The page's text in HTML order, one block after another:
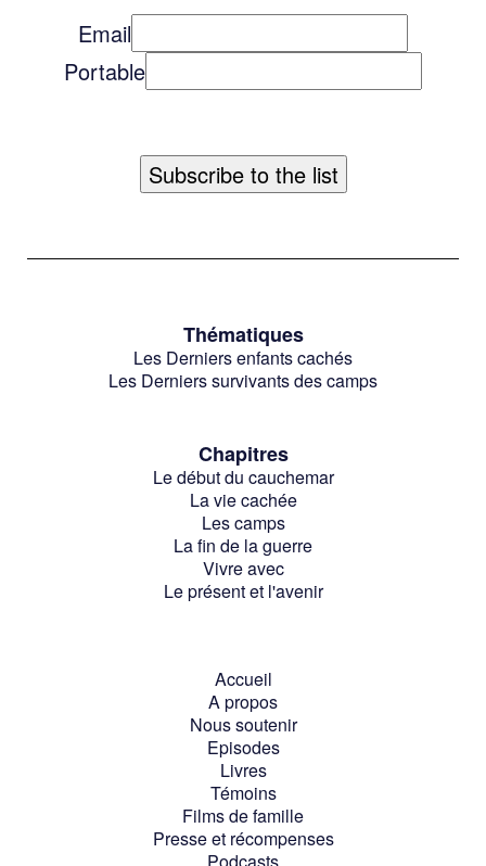
Email
Portable
Thématiques
Les Derniers enfants cachés
Les Derniers survivants des camps
Chapitres
Le début du cauchemar
La vie cachée
Les camps
La fin de la guerre
Vivre avec
Le présent et l'avenir
Accueil
A propos
Nous soutenir
Episodes
Livres
Témoins
Films de famille
Presse et récompenses